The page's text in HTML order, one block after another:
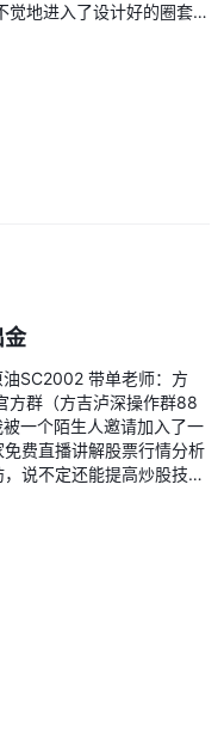
地进入了设计好的圈套，
一种新的平台，瑞奇期货
信，接下来几天群里好多
，都在感谢老师，自己也
刚刚几天收益还可以，第
的快入金，我自己一下投
本就反向指导操作，然后
操作损失4万，3月26日晚
金
费直播讲解股票行情分析
说不定还能提高炒股技
通过直播间现场操作获
片。 让不知情者不知不觉
股市行情不好介绍我们玩
险还低，我一开始也不相
，一天收益几万块的都
起玩在老师指导下的操
天晚上带大家赚大钱，有
，最后让你平仓，指导我2
共计损失5万，还剩1万，